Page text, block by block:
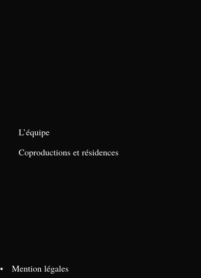
L’équipe
Coproductions et résidences
• Mention légales